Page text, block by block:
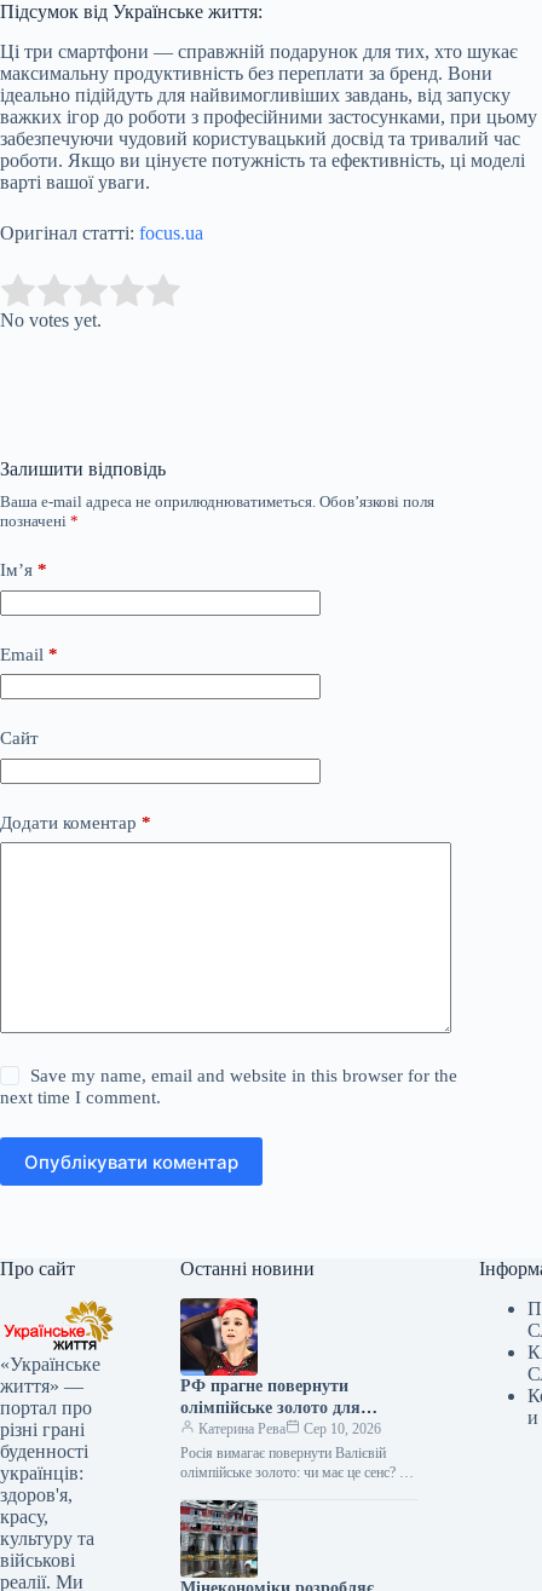
Підсумок від Українське життя:
Ці три смартфони — справжній подарунок для тих, хто шукає
максимальну продуктивність без переплати за бренд. Вони
ідеально підійдуть для найвимогливіших завдань, від запуску
важких ігор до роботи з професійними застосунками, при цьому
забезпечуючи чудовий користувацький досвід та тривалий час
роботи. Якщо ви цінуєте потужність та ефективність, ці моделі
варті вашої уваги.
Оригінал статті: focus.ua
Rate this item:
No votes yet.
Залишити відповідь
Ваша e-mail адреса не оприлюднюватиметься. Обов’язкові поля
позначені *
Ім’я *
Email *
Сайт
Додати коментар *
Save my name, email and website in this browser for the
next time I comment.
Опублікувати коментар
Про сайт
«Українське
життя» —
портал про
різні грані
буденності
українців:
здоров'я,
красу,
культуру та
військові
реалії. Ми
Останні новини
РФ прагне повернути
олімпійське золото для
“коханки Путіна” – нова
хвиля скандалу.
Катерина Рева
Сер 10, 2026
Росія вимагає повернути Валієвій
олімпійське золото: чи має це сенс? На
Каміли Валієвої до міжнародних
змагань…
и